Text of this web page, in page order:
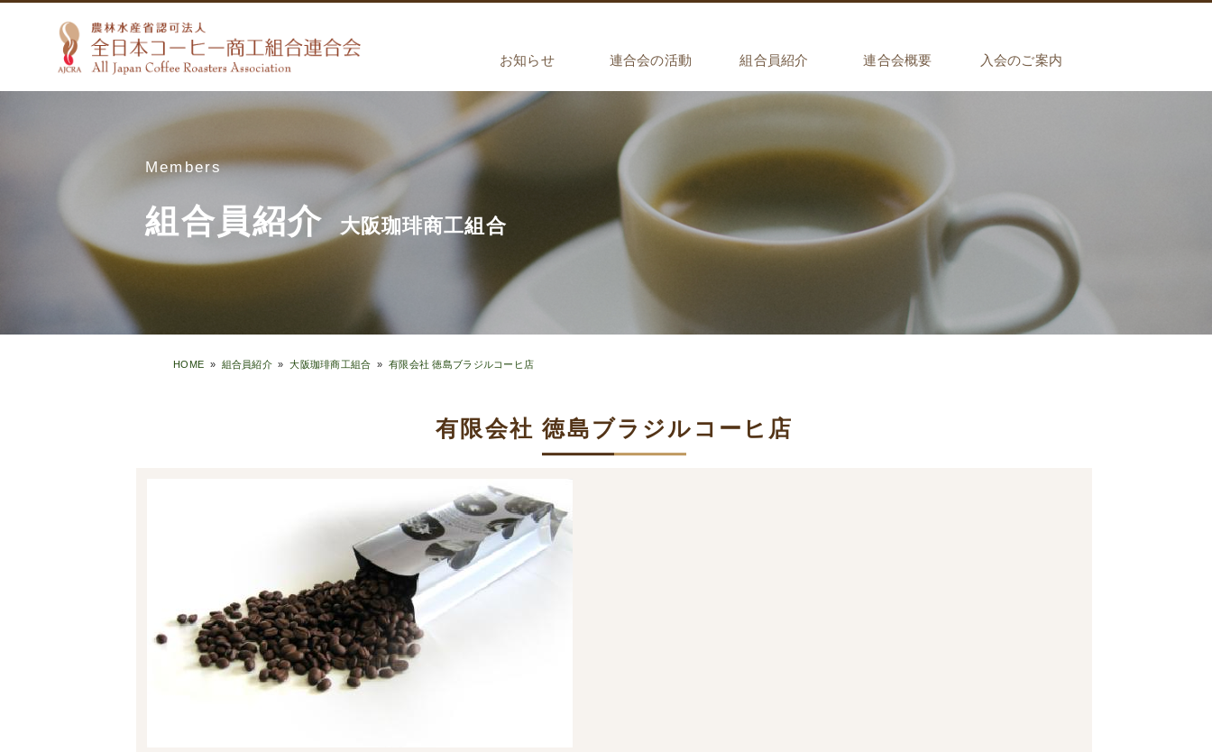
お知らせ
一般公開情報
組合員限定情報
連合会の活動
インストラクター検定
オリジナルグッズ販売
組合員紹介
西日本コーヒー商工組合
兵庫県コーヒー商工組合
中部日本コーヒー商工組合
東日本コーヒー商工組合
連合会概要 入会のご案内
Members
組合員紹介 大阪珈琲商工組合
HOME » 組合員紹介 »大阪珈琲商工組合 » 有限会社 徳島ブラジルコーヒ店
有限会社 徳島ブラジルコーヒ店